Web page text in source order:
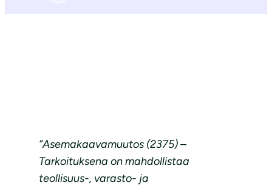
”Asemakaavamuutos (2375) –
Tarkoituksena on mahdollistaa
teollisuus-, varasto- ja